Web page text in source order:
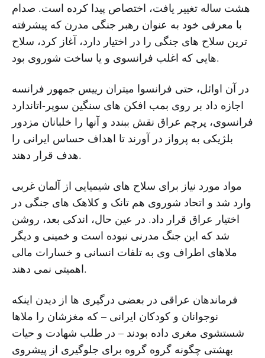
هشت ساله تغییر یافت، اختصاص پیدا کرده است. صدام
با معرفی خود به عنوان رهبر جنگی مدرن که پیشرفته
ترین سلاح های جنگی را در اختیار دارد، آغاز کرد، سلاح
هایی که اغلب فرانسوی و یا ساخت شوروی بود.
در آن اوائل، حتی فرانسوا میتران رییس جمهور فرانسه
اجازه داد بر روی بمب افکن های سنگین سوپر-اتاندارد
فرانسوی، پرچم عراق نقش ببندد و آنها را خلبانان مزدور
بلژیکی به پرواز در آورند تا اهداف حساس ایرانی را
هدف قرار دهند.
مواد مورد نیاز برای سلاح های شیمیایی از آلمان غربی
وارد شد و اتحاد شوروی هم تانک و کلاهک های جنگی در
اختیار عراق قرار داد. در عین حال، اندکی بعد، روشن
شد که این جنگ مدرنی نبوده است و خمینی و دیگر
ملاهای اطراف وی به تلفات انسانی و خسارات مالی
اهمیتی نمی دهند.
فرماندهان عراقی در بعضی درگیری ها از دیدن اینکه
نوجوانان و کودکان ایرانی – که مغزشان را ملاها
شستشوی مغری داده بودند – در طلب شهادت و حیات
بهشتی چگونه گروه گروه برای جلوگیری از پیشروی